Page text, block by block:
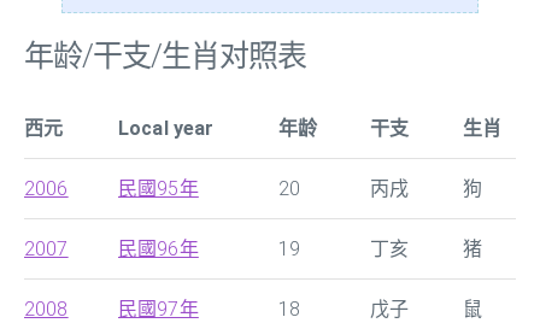
年龄/干支/生肖对照表
西元 Local year 年龄 干支 生肖
2006 民國95年 20 丙戌 狗
2007 民國96年 19 丁亥 猪
2008 民國97年 18 戊子 鼠